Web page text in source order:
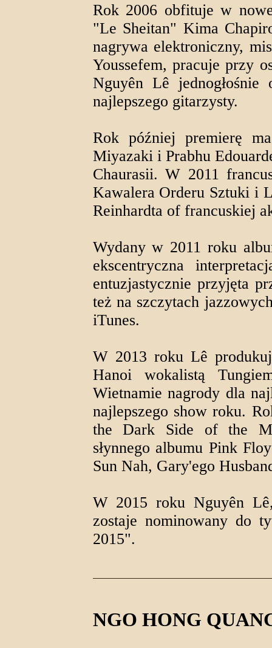
Rok 2006 obfituje w
"Le Sheitan" Kima
nagrywa elektroniczny,
Youssefem, pracuje przy
Nguyên Lê
najlepszego gitarzysty.
Rok później premierę
Miyazaki i Prabhu
Chaurasii. W 2011
Kawalera Orderu Sztuki i
Reinhardta of francuskiej
Wydany w 2011 roku
ekscentryczna
entuzjastycznie przyjęta
też na szczytach
iTunes.
W 2013 roku Lê
Hanoi wokalistą
Wietnamie nagrody dla
najlepszego show roku.
the Dark Side of the
słynnego albumu Pink
Sun Nah, Gary'ego
W 2015 roku Nguyên
zostaje nominowany do
2015".
NGO HONG